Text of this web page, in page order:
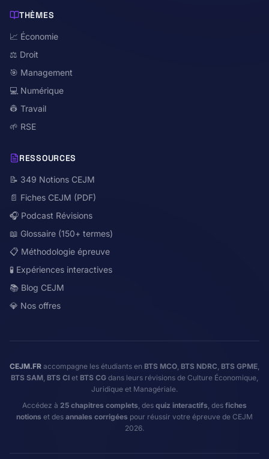
THÈMES
📈 Économie
⚖️ Droit
🎯 Management
💻 Numérique
👷 Travail
🌱 RSE
RESSOURCES
📝 349 Notions CEJM
📄 Fiches CEJM (PDF)
🎧 Podcast Révisions
📖 Glossaire (150+ termes)
📋 Méthodologie épreuve
🧪 Expériences interactives
📚 Blog CEJM
💎 Nos offres
CEJM.FR accompagne les étudiants en BTS MCO, BTS NDRC, BTS GPME,
BTS SAM, BTS CI et BTS CG dans leurs révisions de Culture Économique,
Juridique et Managériale.
Accédez à 25 chapitres complets, des quiz interactifs, des fiches
notions et des annales corrigées pour réussir votre épreuve de CEJM
2026.